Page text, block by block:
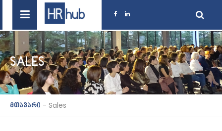
SALES
მთავარი - Sales